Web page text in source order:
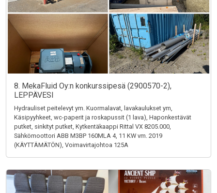
8. MekaFluid Oy:n konkurssipesä (2900570-2),
LEPPÄVESI
Hydrauliset peitelevyt ym. Kuormalavat, lavakaulukset ym,
Käsipyyhkeet, wc-paperit ja roskapussit (1 lava), Haponkestävät
putket, sinkityt putket, Kytkentäkaappi Rittal VX 8205.000,
Sähkömoottori ABB M3BP 160MLA 4, 11 KW vm. 2019
(KÄYTTÄMÄTÖN), Voimavirtajohtoa 125A